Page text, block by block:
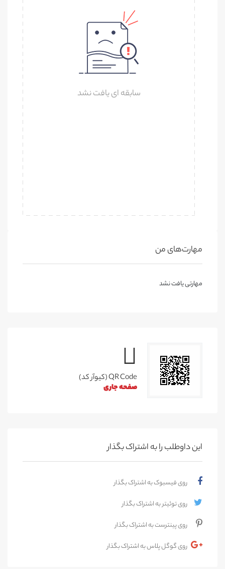
سابقه ای یافت نشد
مهارت‌های من
مهارتی یافت نشد
QR Code (کیوآر کد)
صفحه جاری
این داوطلب را به اشتراک بگذار
روی فیسبوک به اشتراک بگذار
روی توئیتر به اشتراک بگذار
روی پینترست به اشتراک بگذار
روی گوگل پلاس به اشتراک بگذار